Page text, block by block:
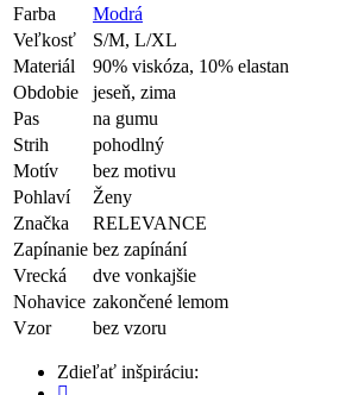
Farba
Modrá
Veľkosť
S/M, L/XL
Materiál
90% viskóza, 10% elastan
Obdobie
jeseň, zima
Pas
na gumu
Strih
pohodlný
Motív
bez motivu
Pohlaví
Ženy
Značka
RELEVANCE
Zapínanie bez zapínání
Vrecká
dve vonkajšie
Nohavice zakončené lemom
Vzor
bez vzoru
Zdieľať inšpiráciu: